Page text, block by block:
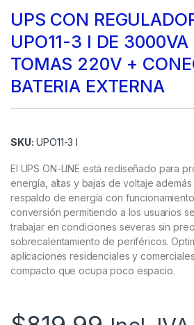
UPS CON
UPO11-3 I DE
TOMAS 220V +
BATERIA EXTERNA
SKU: UPO11-3 I
El UPS ON-LINE está rediseñado para
energía, altas y bajas de voltaje
respaldo de energía con
conversión permitiendo a los usuarios
trabajar en condiciones severas sin
sobrecalentamiento de periféricos.
aplicaciones residenciales y
compacto que ocupa poco espacio.